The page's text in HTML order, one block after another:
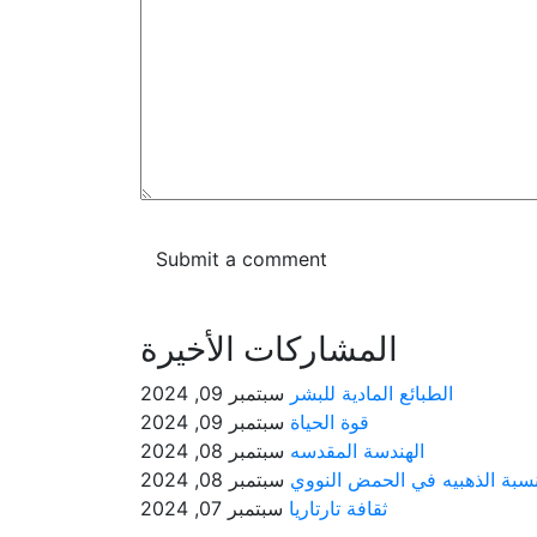
المشاركات الأخيرة
الطبائع المادية للبشر سبتمبر 09, 2024
قوة الحياة سبتمبر 09, 2024
الهندسة المقدسه سبتمبر 08, 2024
الذهبيه في الحمض النووي سبتمبر 08, 2024
ثقافة تارتاريا سبتمبر 07, 2024